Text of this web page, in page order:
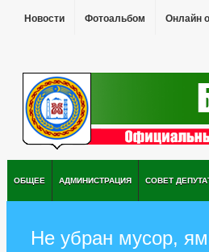
Новости Фотоальбом Онлайн
ОБЩЕЕ АДМИНИСТРАЦИЯ СОВЕТ
Не убран мусор,